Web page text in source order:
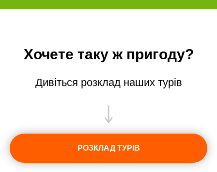
Хочете таку ж пригоду?
Дивіться розклад наших турів
РОЗКЛАД ТУРІВ